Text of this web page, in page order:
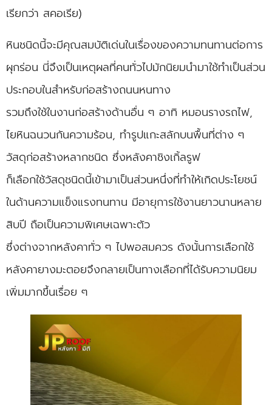
เรียกว่า สคอเรีย)
หินชนิดนี้จะมีคุณสมบัติเด่นในเรื่องของความทนทานต่อการ
ผุกร่อน นี่จึงเป็นเหตุผลที่คนทั่วไปมักนิยมนำมาใช้ทำเป็นส่วน
ประกอบในสำหรับก่อสร้างถนนหนทาง
รวมถึงใช้ในงานก่อสร้างด้านอื่น ๆ อาทิ หมอนรางรถไฟ,
ไยหินฉนวนกันความร้อน, ทำรูปแกะสลักบนพื้นที่ต่าง ๆ
วัสดุก่อสร้างหลากชนิด ซึ่งหลังคาชิงเกิ้ลรูฟ
ก็เลือกใช้วัสดุชนิดนี้เข้ามาเป็นส่วนหนึ่งที่ทำให้เกิดประโยชน์
ในด้านความแข็งแรงทนทาน มีอายุการใช้งานยาวนานหลาย
สิบปี ถือเป็นความพิเศษเฉพาะตัว
ซึ่งต่างจากหลังคาทั่ว ๆ ไปพอสมควร ดังนั้นการเลือกใช้
หลังคายางมะตอยจึงกลายเป็นทางเลือกที่ได้รับความนิยม
เพิ่มมากขึ้นเรื่อย ๆ